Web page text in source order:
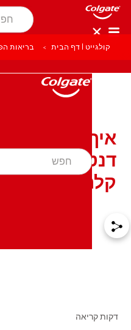
קולגייט | דף הבית בריאות
איך אפשר
דנטלי עם גשר
קלה?
דקות קריאה